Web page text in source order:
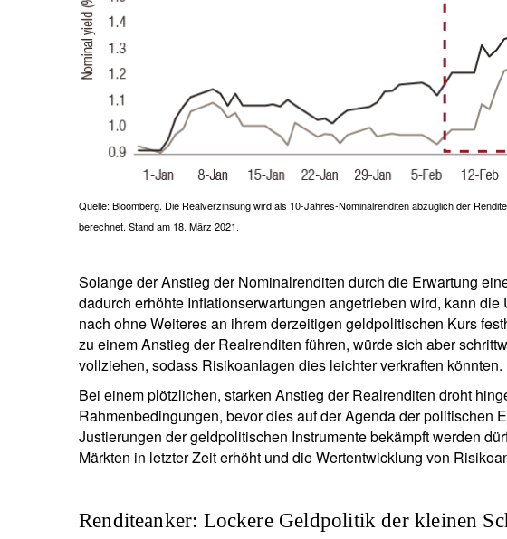
Quelle: Bloomberg. Die Realverzinsung wird als 10-Jahres-Nominalrenditen abzüglich der
berechnet. Stand am 18. März 2021.
Solange der Anstieg der Nominalrenditen durch die Erwartung
dadurch erhöhte Inflationserwartungen angetrieben wird, kann
nach ohne Weiteres an ihrem derzeitigen geldpolitischen Kurs
zu einem Anstieg der Realrenditen führen, würde sich aber
vollziehen, sodass Risikoanlagen dies leichter verkraften könnten.
Bei einem plötzlichen, starken Anstieg der Realrenditen droht
Rahmenbedingungen, bevor dies auf der Agenda der politischen
Justierungen der geldpolitischen Instrumente bekämpft werden
Märkten in letzter Zeit erhöht und die Wertentwicklung von
Renditeanker: Lockere Geldpolitik der kleinen